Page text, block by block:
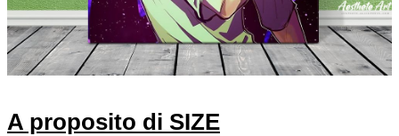
modname=ck editor
modname=ckedi
A proposito di SIZE